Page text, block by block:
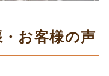
お客様の声